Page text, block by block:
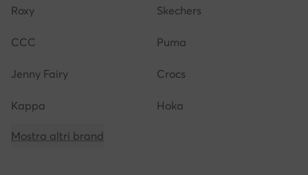
Roxy Skechers
CCC Puma
Jenny Fairy Crocs
Kappa Hoka
Mostra altri brand